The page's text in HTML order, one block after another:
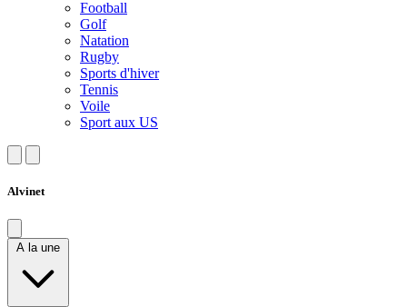
Football
Golf
Natation
Rugby
Sports d'hiver
Tennis
Voile
Sport aux US
Alvinet
A la une